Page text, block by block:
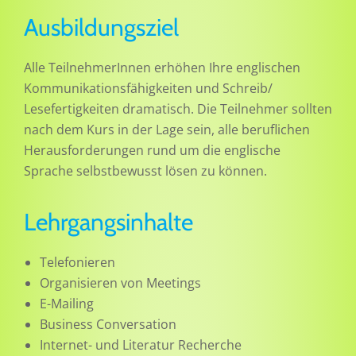
Ausbildungsziel
Alle TeilnehmerInnen erhöhen Ihre englischen
Kommunikationsfähigkeiten und Schreib/
Lesefertigkeiten dramatisch. Die Teilnehmer sollten
nach dem Kurs in der Lage sein, alle beruflichen
Herausforderungen rund um die englische
Sprache selbstbewusst lösen zu können.
Lehrgangsinhalte
Telefonieren
Organisieren von Meetings
E-Mailing
Business Conversation
Internet- und Literatur Recherche